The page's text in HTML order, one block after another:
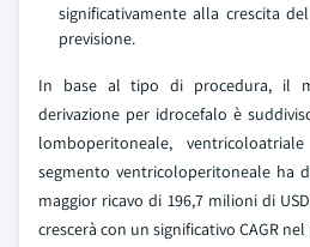
significativamente alla crescita
previsione.
In base al tipo di procedura, il
derivazione per idrocefalo è
lomboperitoneale,
segmento ventricoloperitoneale ha
maggior ricavo di 196,7 milioni di
crescerà con un significativo CAGR